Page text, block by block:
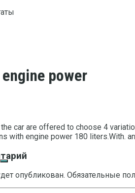
power
car are offered to choose 4
with engine power 180 liters.With.
опубликован. Обязательные